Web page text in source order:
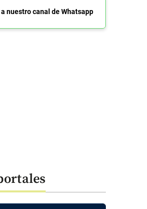
nuestro canal de Whatsapp